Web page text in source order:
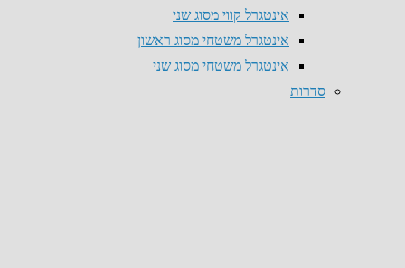
אינטגרל קווי מסוג שני
אינטגרל משטחי מסוג ראשון
אינטגרל משטחי מסוג שני
סדרות